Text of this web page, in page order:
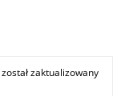
zaktualizowany